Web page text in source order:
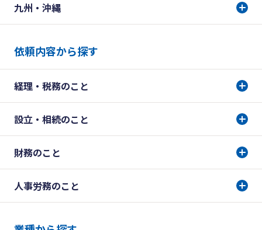
九州・沖縄
依頼内容から探す
経理・税務のこと
設立・相続のこと
財務のこと
人事労務のこと